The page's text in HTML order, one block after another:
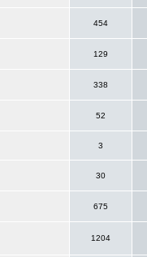
454
129
338
52
3
30
675
1204